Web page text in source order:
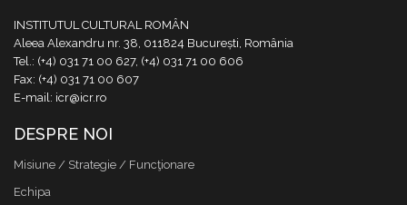
INSTITUTUL CULTURAL ROMÂN
Aleea Alexandru nr. 38, 011824 București, România
Tel.: (+4) 031 71 00 627, (+4) 031 71 00 606
Fax: (+4) 031 71 00 607
E-mail: icr@icr.ro
DESPRE NOI
Misiune / Strategie / Funcţionare
Echipa